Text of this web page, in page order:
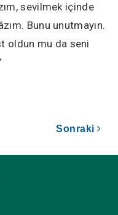
sevilmek içinde
Bunu unutmayın.
oldun mu da seni
Sonraki